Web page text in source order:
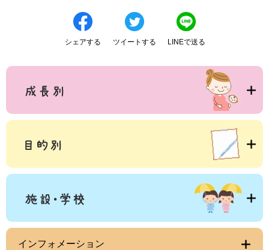
シェアする ツイートする LINEで送る
インフォメーション